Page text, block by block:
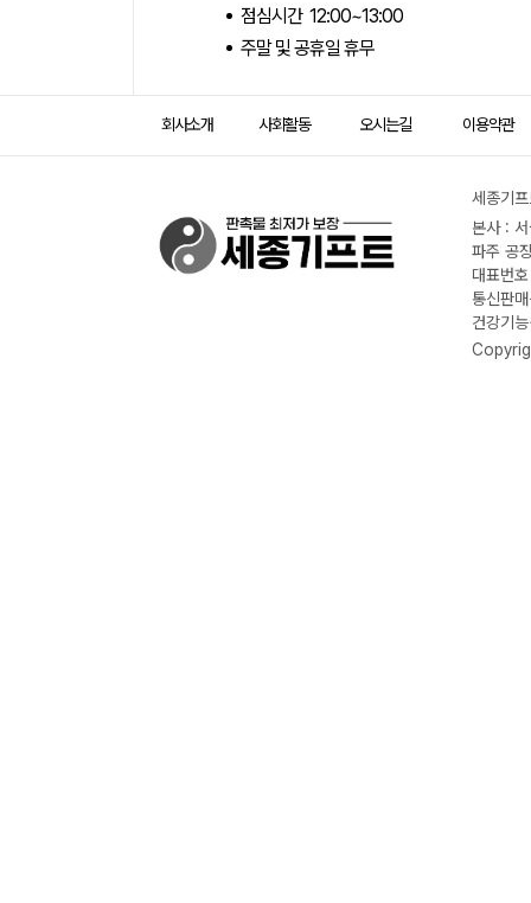
점심시간 12:00~13:00
주말 및 공휴일 휴무
회사소개 사회활동 오시는길 이용약관
세종기
본사 :
파주 공
대표번
통신판
건강기